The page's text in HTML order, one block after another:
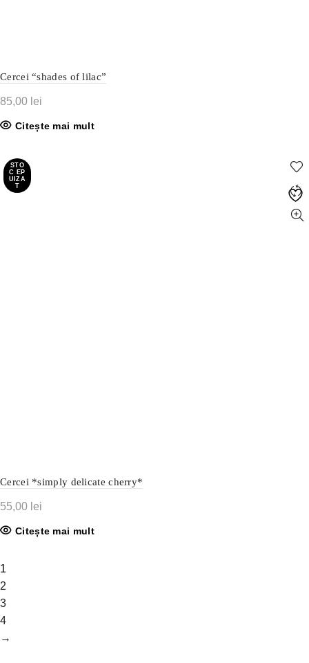
Cercei “shades of lilac”
85,00 lei
Citește mai mult
STO
C EP
UIZA
T
Cercei *simply delicate cherry*
55,00 lei
Citește mai mult
1
2
3
4
→